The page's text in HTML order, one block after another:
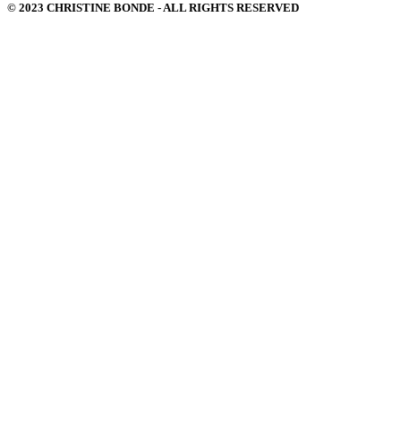
© 2023 CHRISTINE BONDE - ALL RIGHTS RESERVED